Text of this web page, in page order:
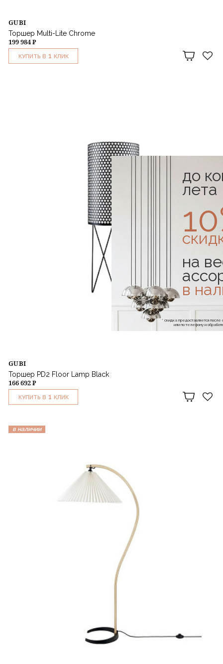
GUBI
Торшер Multi-Lite Chrome
199 984 ₽
КУПИТЬ В 1 КЛИК
GUBI
Торшер PD2 Floor Lamp Black
166 692 ₽
КУПИТЬ В 1 КЛИК
в наличии
до
лета
на
в
* скидка предоставляется
или по телефону и